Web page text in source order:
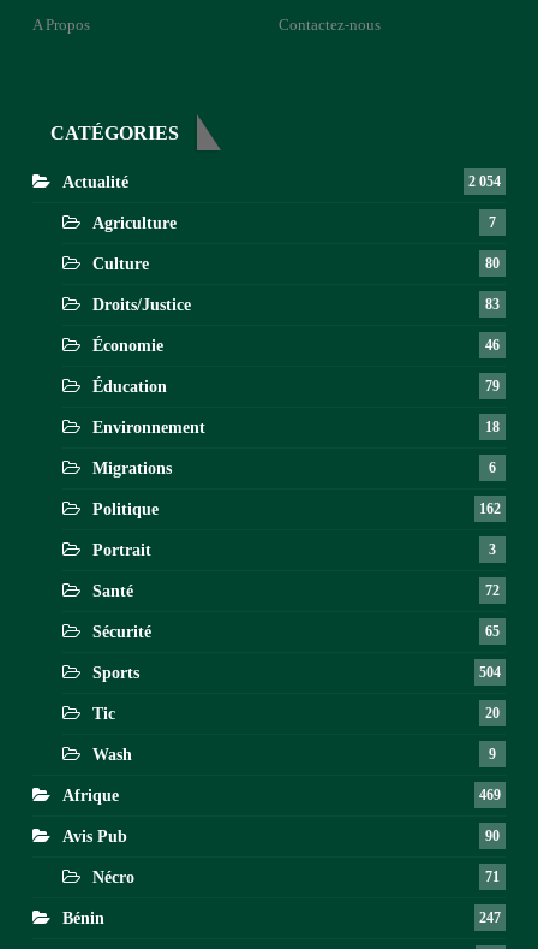
A Propos Contactez-nous
CATÉGORIES
Actualité 2 054
Agriculture 7
Culture 80
Droits/Justice 83
Économie 46
Éducation 79
Environnement 18
Migrations 6
Politique 162
Portrait 3
Santé 72
Sécurité 65
Sports 504
Tic 20
Wash 9
Afrique 469
Avis Pub 90
Nécro 71
Bénin 247